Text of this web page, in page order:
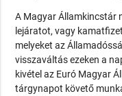
A Magyar Államkincstár
lejáratot, vagy
melyeket az
visszaváltás ezeken a
kivétel az Euró Magyar
tárgynapot követő